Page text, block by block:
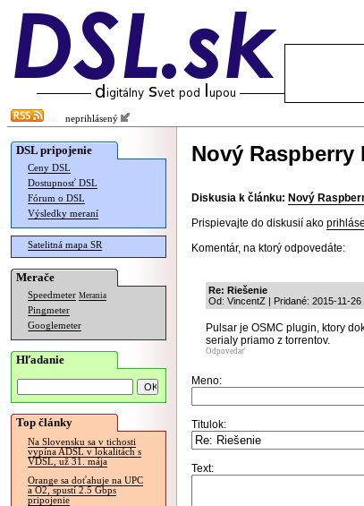
neprihlásený
DSL pripojenie
Ceny DSL
Dostupnosť DSL
Fórum o DSL
Výsledky meraní
Satelitná mapa SR
Merače
Speedmeter Merania
Pingmeter
Googlemeter
Hľadanie
Top články
Na Slovensku sa v tichosti
vypína ADSL v lokalitách s
VDSL, už 31. mája
Orange sa doťahuje na UPC
a O2, spustí 2.5 Gbps
pripojenie
Nový
Diskusia k článku: Nový
Prispievajte do diskusií ako
Komentár, na ktorý odpovedáte:
Re: Riešenie
Od: VincentZ | Pridané: 2015-11-26
Pulsar je OSMC plugin, ktory
serialy priamo z torrentov.
Odpovedať
Meno:
Titulok:
Text: